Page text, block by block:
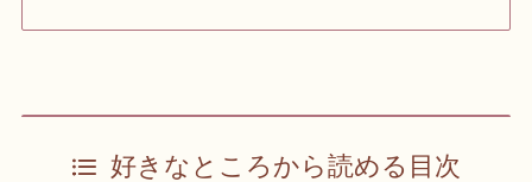
好きなところから読める目次